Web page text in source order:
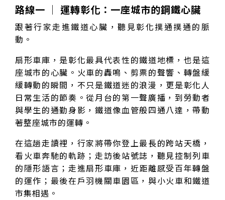
路線一 │ 運轉彰化：一座城市的鋼鐵心臟
跟著行家走進鐵道心臟，聽見彰化撲通撲通的脈
動。
扇形車庫，是彰化最具代表性的鐵道地標，也是這
座城市的心臟。火車的轟鳴、剪票的聲響、轉盤緩
緩轉動的瞬間，不只是鐵道迷的浪漫，更是彰化人
日常生活的節奏。從月台的第一聲廣播，到勞動者
與學生的通勤身影，鐵道像血管般四通八達，帶動
著整座城市的運轉。
在這趟走讀裡，行家將帶你登上最長的跨站天橋，
看火車奔馳的軌跡；走訪後站號誌，聽見控制列車
的隱形語言；走進扇形車庫，近距離感受百年轉盤
的運作；最後在戶羽機關車園區，與小火車和鐵道
市集相遇。